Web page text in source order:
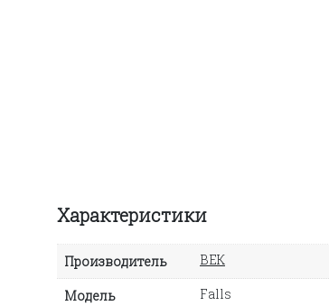
Характеристики
Производитель ВЕК
Модель Falls